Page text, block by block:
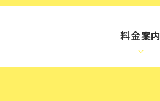
料金案内